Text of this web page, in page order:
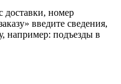
доставки, номер
введите сведения,
например: подъезды в